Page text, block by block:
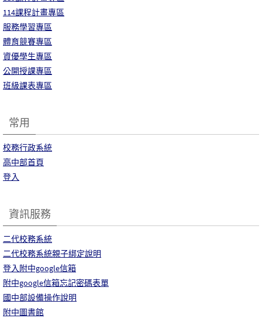
114課程計畫專區
服務學習專區
體育競賽專區
資優學生專區
公開授課專區
班級課表專區
常用
校務行政系統
高中部首頁
登入
資訊服務
二代校務系統
二代校務系統親子綁定說明
登入附中google信箱
附中google信箱忘記密碼表單
國中部設備操作說明
附中圖書館